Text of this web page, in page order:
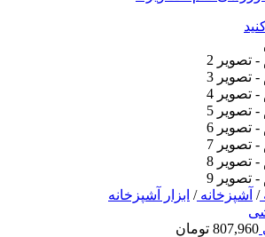
/ آشپزخانه/ ابزار آشپزخانه
807,960 تومان